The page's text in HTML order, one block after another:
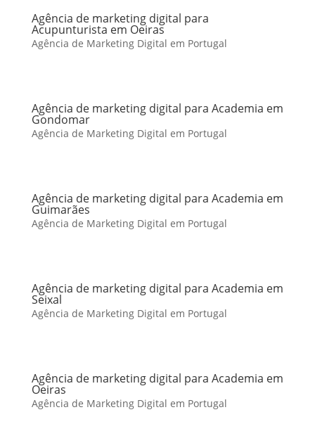
Agência de marketing digital para
Acupunturista em Oeiras
Agência de Marketing Digital em Portugal
Agência de marketing digital para Academia em
Gondomar
Agência de Marketing Digital em Portugal
Agência de marketing digital para Academia em
Guimarães
Agência de Marketing Digital em Portugal
Agência de marketing digital para Academia em
Seixal
Agência de Marketing Digital em Portugal
Agência de marketing digital para Academia em
Oeiras
Agência de Marketing Digital em Portugal